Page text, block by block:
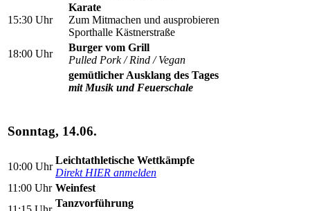
15:30 Uhr
Karate
Zum Mitmachen und ausprobieren
Sporthalle Kästnerstraße
18:00 Uhr
Burger vom Grill
Pulled Pork / Rind / Vegan
gemütlicher Ausklang des Tages
mit Musik und Feuerschale
Sonntag, 14.06.
10:00 Uhr
Leichtathletische Wettkämpfe
Direkt HIER anmelden
11:00 Uhr Weinfest
Tanzvorführung